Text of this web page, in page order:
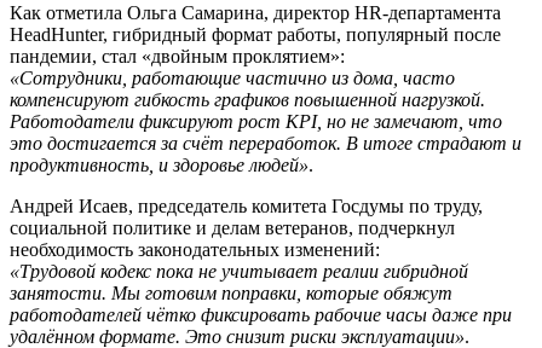
Как отметила Ольга Самарина, директор HR-департамента
HeadHunter, гибридный формат работы, популярный после
пандемии, стал «двойным проклятием»:
«Сотрудники, работающие частично из дома, часто
компенсируют гибкость графиков повышенной нагрузкой.
Работодатели фиксируют рост KPI, но не замечают, что
это достигается за счёт переработок. В итоге страдают и
продуктивность, и здоровье людей».
Андрей Исаев, председатель комитета Госдумы по труду,
социальной политике и делам ветеранов, подчеркнул
необходимость законодательных изменений:
«Трудовой кодекс пока не учитывает реалии гибридной
занятости. Мы готовим поправки, которые обяжут
работодателей чётко фиксировать рабочие часы даже при
удалённом формате. Это снизит риски эксплуатации».